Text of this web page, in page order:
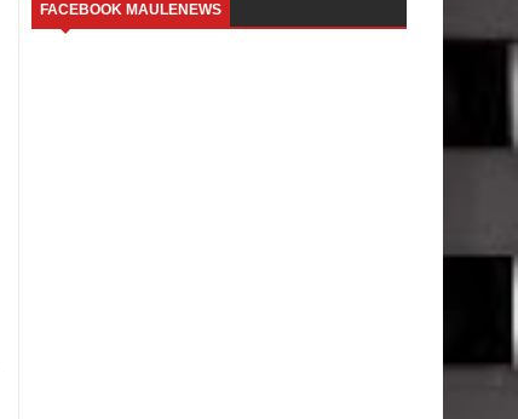
FACEBOOK MAULENEWS